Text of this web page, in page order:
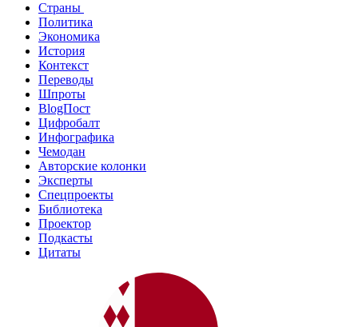
Страны
Политика
Экономика
История
Контекст
Переводы
Шпроты
BlogПост
Цифробалт
Инфографика
Чемодан
Авторские колонки
Эксперты
Спецпроекты
Библиотека
Проектор
Подкасты
Цитаты